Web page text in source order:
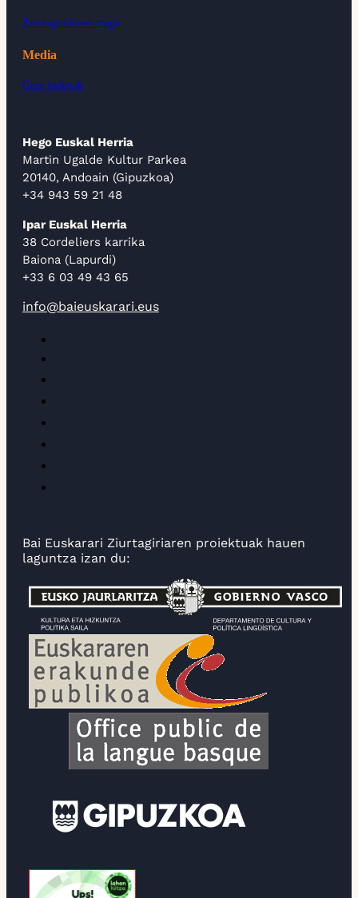
Ziurtagiridunen mapa
Media
Gure bideoak
Hego Euskal Herria
Martin Ugalde Kultur Parkea
20140, Andoain (Gipuzkoa)
+34 943 59 21 48
Ipar Euskal Herria
38 Cordeliers karrika
Baiona (Lapurdi)
+33 6 03 49 43 65
info@baieuskarari.eus
Bai Euskarari Ziurtagiriaren proiektuak hauen
laguntza izan du: